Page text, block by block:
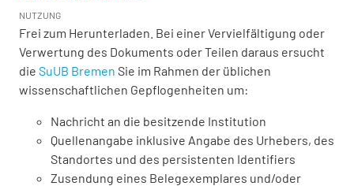
NUTZUNG
Frei zum Herunterladen. Bei einer Vervielfältigung oder
Verwertung des Dokuments oder Teilen daraus ersucht
die SuUB Bremen Sie im Rahmen der üblichen
wissenschaftlichen Gepflogenheiten um:
Nachricht an die besitzende Institution
Quellenangabe inklusive Angabe des Urhebers, des
Standortes und des persistenten Identifiers
Zusendung eines Belegexemplares und/oder